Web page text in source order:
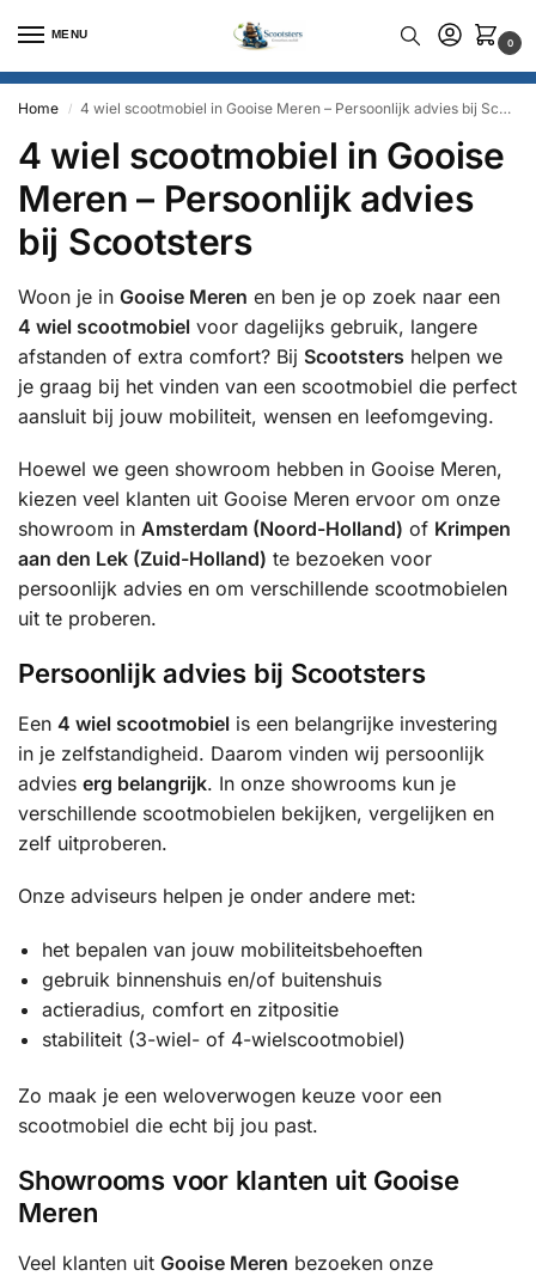
MENU
0
Home / 4 wiel scootmobiel in Gooise Meren – Persoonlijk advies bij Scootsters
4 wiel scootmobiel in Gooise
Meren – Persoonlijk advies
bij Scootsters
Woon je in Gooise Meren en ben je op zoek naar een
4 wiel scootmobiel voor dagelijks gebruik, langere
afstanden of extra comfort? Bij Scootsters helpen we
je graag bij het vinden van een scootmobiel die perfect
aansluit bij jouw mobiliteit, wensen en leefomgeving.
Hoewel we geen showroom hebben in Gooise Meren,
kiezen veel klanten uit Gooise Meren ervoor om onze
showroom in Amsterdam (Noord-Holland) of Krimpen
aan den Lek (Zuid-Holland) te bezoeken voor
persoonlijk advies en om verschillende scootmobielen
uit te proberen.
Persoonlijk advies bij Scootsters
Een 4 wiel scootmobiel is een belangrijke investering
in je zelfstandigheid. Daarom vinden wij persoonlijk
advies erg belangrijk. In onze showrooms kun je
verschillende scootmobielen bekijken, vergelijken en
zelf uitproberen.
Onze adviseurs helpen je onder andere met:
het bepalen van jouw mobiliteitsbehoeften
gebruik binnenshuis en/of buitenshuis
actieradius, comfort en zitpositie
stabiliteit (3-wiel- of 4-wielscootmobiel)
Zo maak je een weloverwogen keuze voor een
scootmobiel die echt bij jou past.
Showrooms voor klanten uit Gooise
Meren
Veel klanten uit Gooise Meren bezoeken onze